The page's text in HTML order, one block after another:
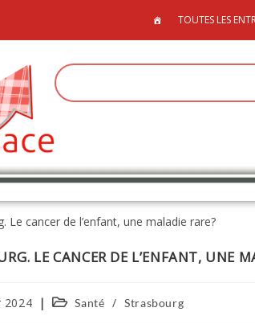
TOUTES LES
LE CANCER DE L’ENFANT, UNE
2024 Santé / Strasbourg